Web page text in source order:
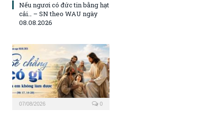
Nếu ngươi có đức tin bằng hạt
cải… – SN theo WAU ngày
08.08.2026
07/08/2026 0